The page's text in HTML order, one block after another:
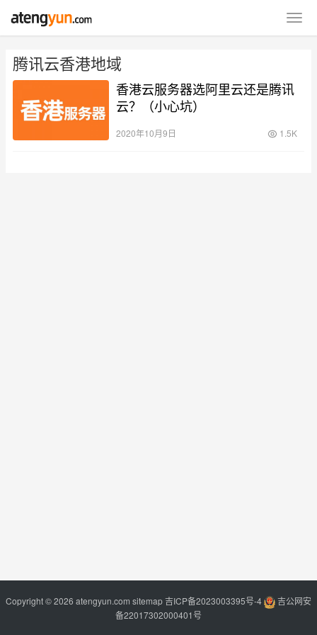
腾讯云香港地域
香港云服务器选阿里云还是腾讯
云？（小心坑）
2020年10月9日 1.5K
Copyright © 2026 atengyun.com sitemap吉ICP备2023003395号-4
吉公网安
备22017302000401号